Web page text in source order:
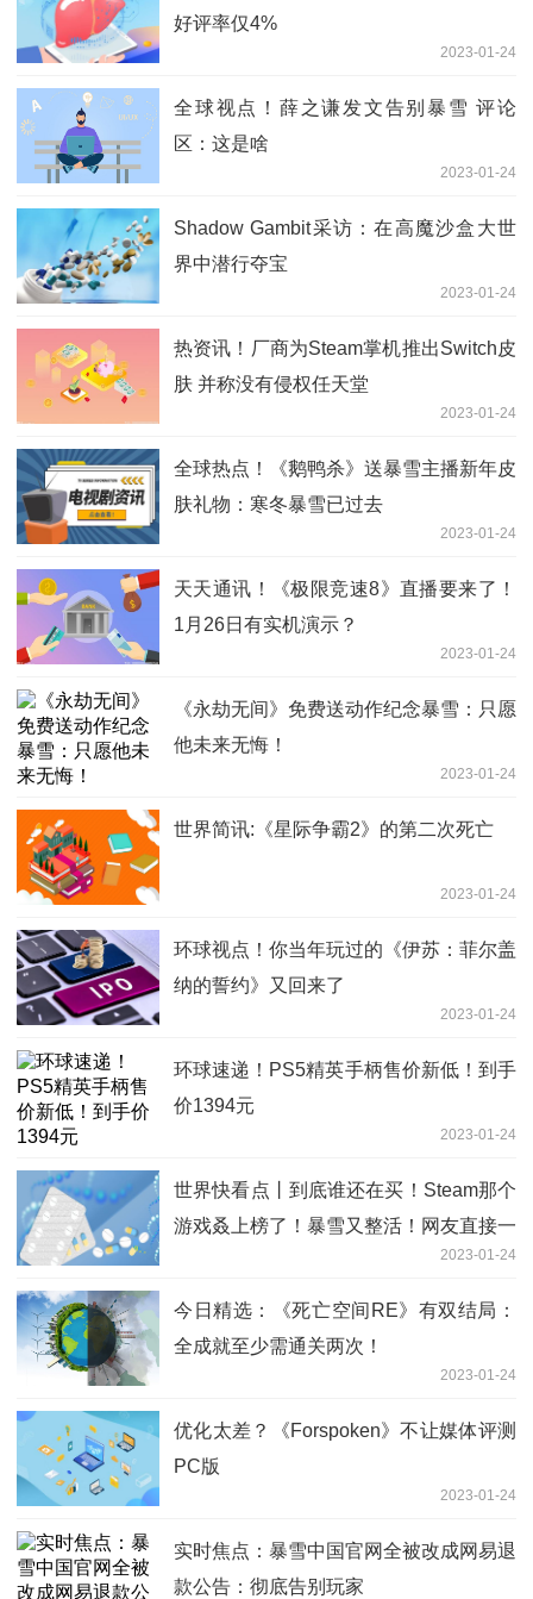
好评率仅4%
2023-01-24
全球视点！薛之谦发文告别暴雪 评论
区：这是啥
2023-01-24
Shadow Gambit采访：在高魔沙盒大世
界中潜行夺宝
2023-01-24
热资讯！厂商为Steam掌机推出Switch皮
肤 并称没有侵权任天堂
2023-01-24
全球热点！《鹅鸭杀》送暴雪主播新年皮
肤礼物：寒冬暴雪已过去
2023-01-24
天天通讯！《极限竞速8》直播要来了！
1月26日有实机演示？
2023-01-24
《永劫无间》免费送动作纪念暴雪：只愿
他未来无悔！
2023-01-24
世界简讯:《星际争霸2》的第二次死亡
2023-01-24
环球视点！你当年玩过的《伊苏：菲尔盖
纳的誓约》又回来了
2023-01-24
环球速递！PS5精英手柄售价新低！到手
价1394元
2023-01-24
世界快看点丨到底谁还在买！Steam那个
游戏叒上榜了！暴雪又整活！网友直接一
2023-01-24
今日精选：《死亡空间RE》有双结局：
全成就至少需通关两次！
2023-01-24
优化太差？《Forspoken》不让媒体评测
PC版
2023-01-24
实时焦点：暴雪中国官网全被改成网易退
款公告：彻底告别玩家